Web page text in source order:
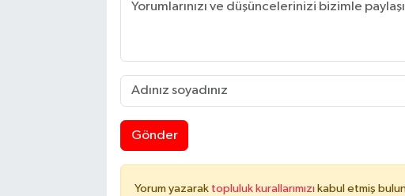
Gönder
Yorum yazarak topluluk kurallarımızı kabul etmiş